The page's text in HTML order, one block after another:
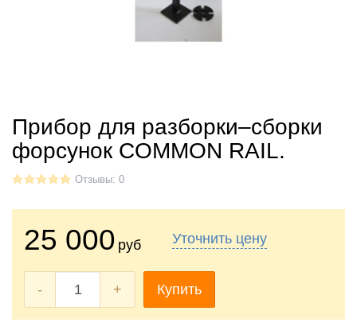
Прибор для разборки–сборки
форсунок COMMON RAIL.
Отзывы: 0
25 000 руб
- + Купить
Уточнить цену